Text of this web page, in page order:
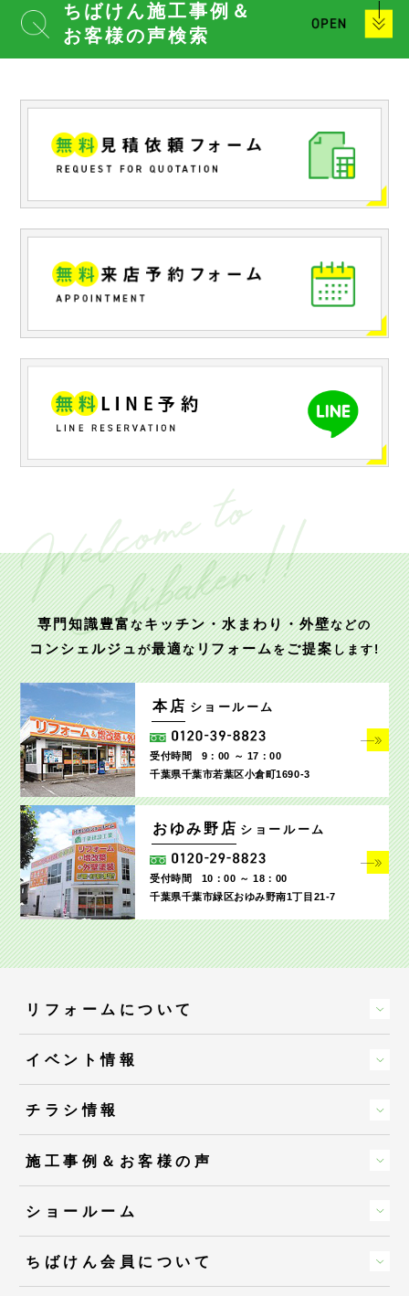
ちばけん施工事例＆
お客様の声検索
専門知識豊富なキッチン・水まわり・外壁などの
コンシェルジュが最適なリフォームをご提案します!
本店 ショールーム
受付時間
9：00 ～ 17：00
千葉県千葉市若葉区小倉町1690‐3
おゆみ野店 ショールーム
受付時間
10：00 ～ 18：00
千葉県千葉市緑区おゆみ野南1丁目21-7
リフォームについて
イベント情報
チラシ情報
施工事例＆お客様の声
ショールーム
ちばけん会員について